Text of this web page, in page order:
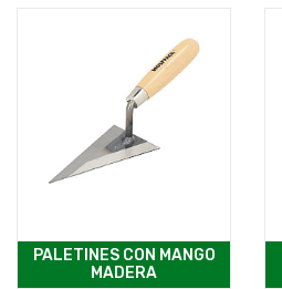
PALETINES CON MANGO
MADERA